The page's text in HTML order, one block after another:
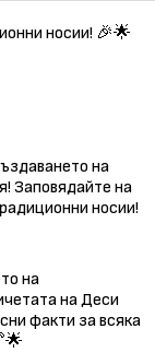
носии! 🎉🌟
на
Заповядайте на
носии!
на
на Деси
факти за всяка